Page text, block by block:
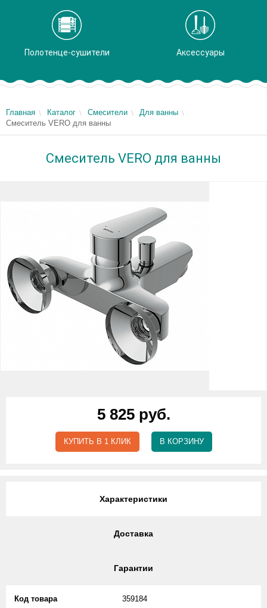
Полотенце-сушители Аксессуары
Главная Каталог Смесители
Для ванны
Смеситель VERO для ванны
Смеситель VERO для ванны
5 825 руб.
КУПИТЬ В 1 КЛИК В КОРЗИНУ
Характеристики
Доставка
Гарантии
Код товара
359184